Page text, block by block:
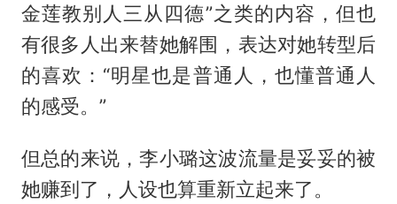
金莲教别人三从四德”之类的内容，但也
有很多人出来替她解围，表达对她转型后
的喜欢：“明星也是普通人，也懂普通人
的感受。”
但总的来说，李小璐这波流量是妥妥的被
她赚到了，人设也算重新立起来了。